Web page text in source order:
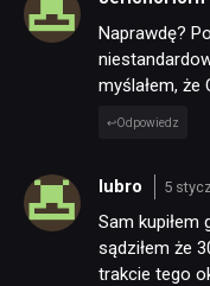
Naprawdę?
myślałem, że
Odpowiedz
lubro 5
Sam kupiłem
sądziłem że
trakcie tego